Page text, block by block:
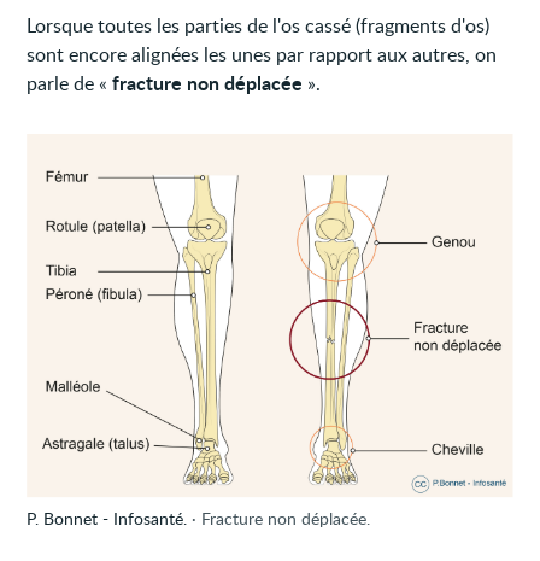
Lorsque toutes les parties de l'os cassé (fragments d'os)
sont encore alignées les unes par rapport aux autres, on
parle de «fracture non déplacée ».
P. Bonnet - Infosanté. Fracture non déplacée.